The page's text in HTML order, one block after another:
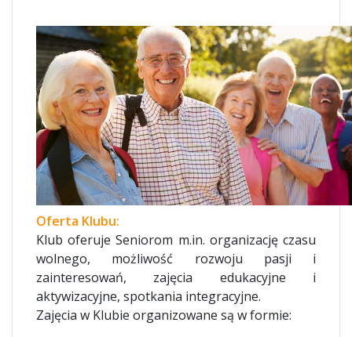
Oferta Klubu:
Klub oferuje Seniorom m.in. organizację czasu
wolnego, możliwość rozwoju pasji i
zainteresowań, zajęcia edukacyjne i
aktywizacyjne, spotkania integracyjne.
Zajęcia w Klubie organizowane są w formie: